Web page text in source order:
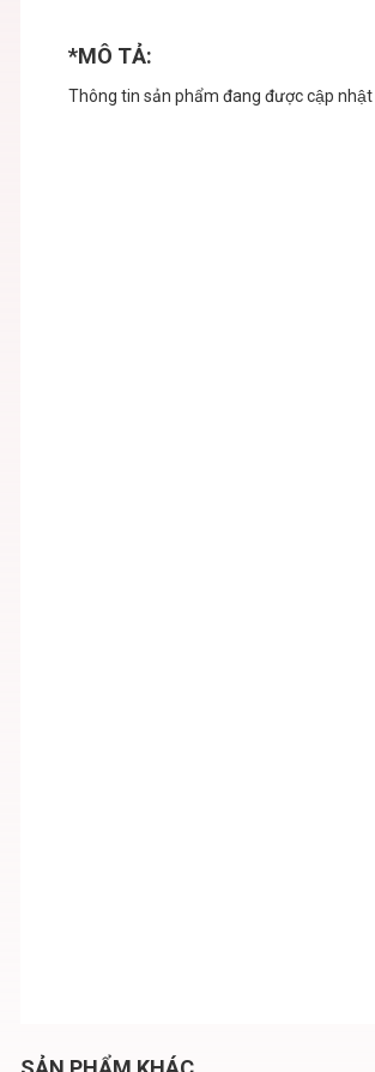
*MÔ TẢ:
Thông tin sản phẩm đang được cập nhật